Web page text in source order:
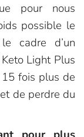
pour nous
possible le
cadre d’un
Light Plus
fois plus de
de perdre du